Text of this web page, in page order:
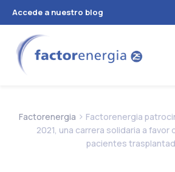
Accede a nuestro blog
Factorenergia > Factorenergia
2021, una carrera solidaria a
pacientes